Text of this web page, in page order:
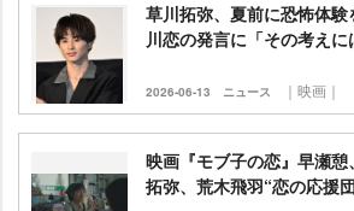
草川拓弥、夏前に恐怖体
川恋の発言に「その考えに
2026-06-13 ニュース ｜映画｜
映画『モブ子の恋』早瀬
拓弥、荒木飛羽“恋の応援